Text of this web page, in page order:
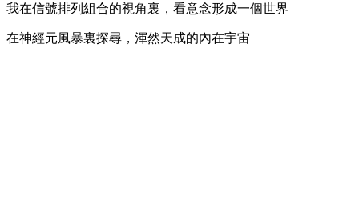
我在信號排列組合的視角裏，看意念形成一個世界
在神經元風暴裏探尋，渾然天成的內在宇宙